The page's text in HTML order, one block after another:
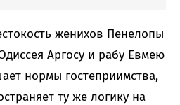
женихов Пенелопы
Аргосу и рабу Евмею
нормы гостеприимства,
ту же логику на